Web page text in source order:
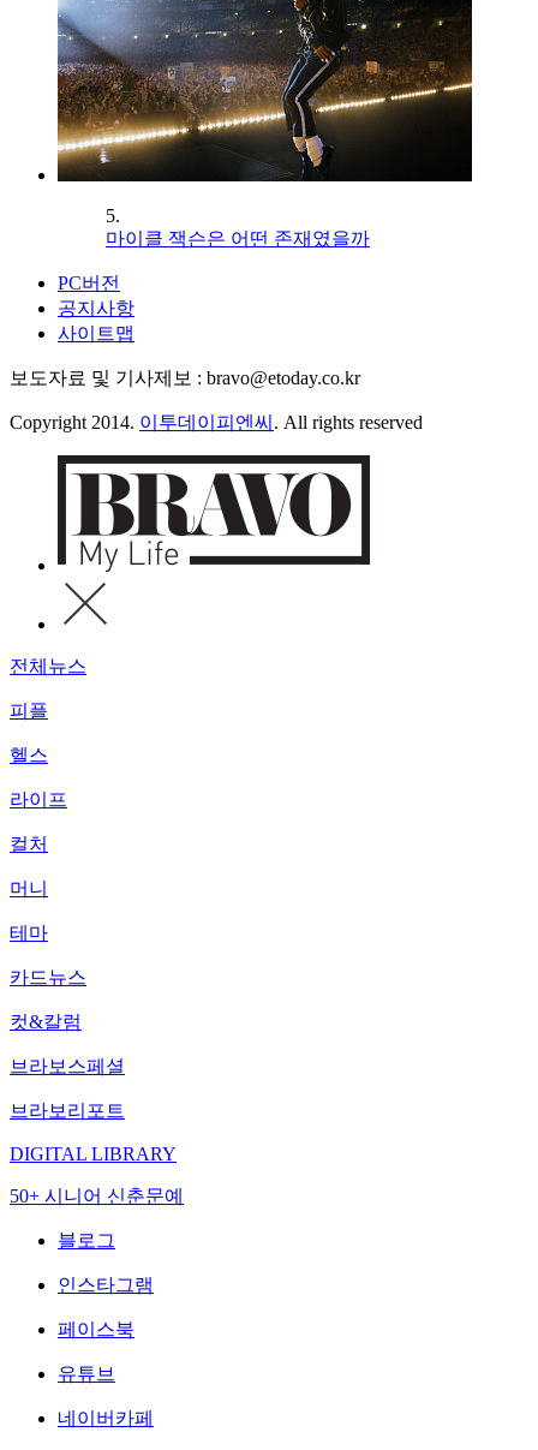
5.
마이클 잭슨은 어떤 존재였을까
PC버전
공지사항
사이트맵
보도자료 및 기사제보 : bravo@etoday.co.kr
Copyright 2014. 이투데이피엔씨 . All rights reserved
전체뉴스
피플
헬스
라이프
컬처
머니
테마
카드뉴스
컷&칼럼
브라보스페셜
브라보리포트
DIGITAL LIBRARY
50+ 시니어 신춘문예
블로그
인스타그램
페이스북
유튜브
네이버카페